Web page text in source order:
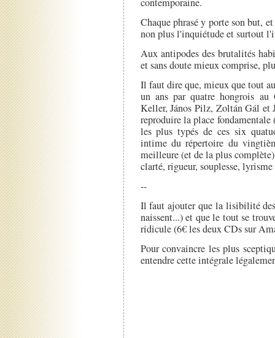
Chaque phrasé y porte son but,
non plus l'inquiétude et surtout
Aux antipodes des brutalités
et sans doute mieux comprise,
Il faut dire que, mieux que tout
un ans par quatre hongrois au
Keller, János Pilz, Zoltán Gál et
reproduire la place
les plus typés de ces six
intime du répertoire du
meilleure (et de la plus
clarté, rigueur, souplesse,
--
Il faut ajouter que la lisibilité
naissent...) et que le tout se
ridicule (6€ les deux CDs sur
Pour convaincre les plus
entendre cette intégrale